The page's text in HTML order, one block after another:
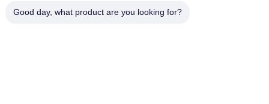
আমাদের ঠিকানা
Good day, what product are you looking for?